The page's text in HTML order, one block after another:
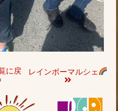
に戻
レインボーマルシェ